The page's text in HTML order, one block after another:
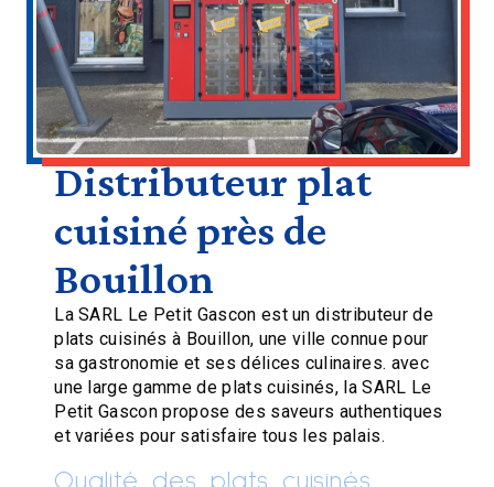
Distributeur plat
cuisiné près de
Bouillon
La SARL Le Petit Gascon est un distributeur de
plats cuisinés à Bouillon, une ville connue pour
sa gastronomie et ses délices culinaires. avec
une large gamme de plats cuisinés, la SARL Le
Petit Gascon propose des saveurs authentiques
et variées pour satisfaire tous les palais.
Qualité des plats cuisinés